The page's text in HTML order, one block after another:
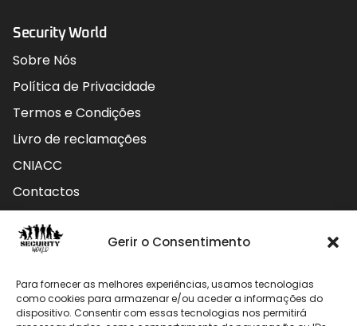
Gerir o Consentimento
Para fornecer as melhores experiências, usamos tecnologias
como cookies para armazenar e/ou aceder a informações do
dispositivo. Consentir com essas tecnologias nos permitirá
Security World
Sobre Nós
Política de Privacidade
Termos e Condições
Livro de reclamações
CNIACC
Contactos
Contactos
912 009 740 (Chamada para rede móvel nacional)